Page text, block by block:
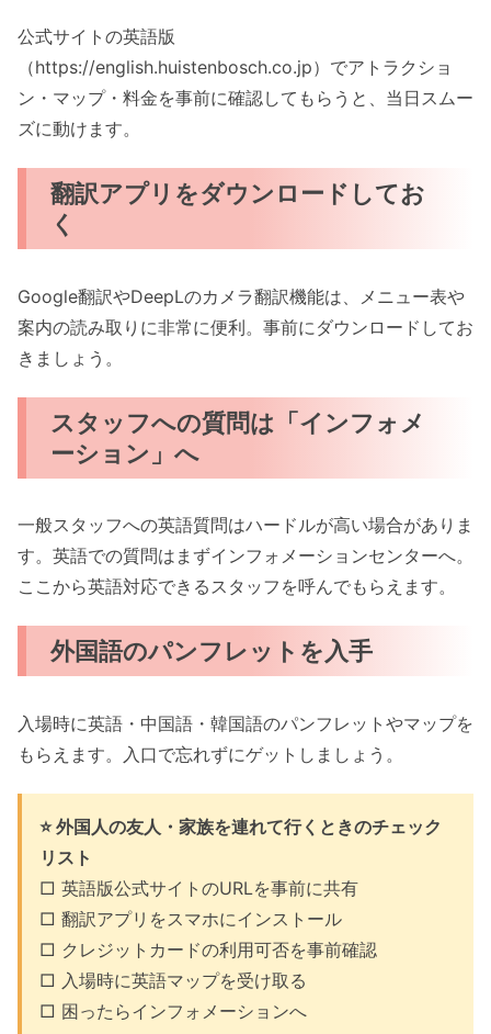
公式サイトの英語版
（https://english.huistenbosch.co.jp）でアトラクショ
ン・マップ・料金を事前に確認してもらうと、当日スムー
ズに動けます。
翻訳アプリをダウンロードしてお
く
Google翻訳やDeepLのカメラ翻訳機能は、メニュー表や
案内の読み取りに非常に便利。事前にダウンロードしてお
きましょう。
スタッフへの質問は「インフォメ
ーション」へ
一般スタッフへの英語質問はハードルが高い場合がありま
す。英語での質問はまずインフォメーションセンターへ。
ここから英語対応できるスタッフを呼んでもらえます。
外国語のパンフレットを入手
入場時に英語・中国語・韓国語のパンフレットやマップを
もらえます。入口で忘れずにゲットしましょう。
⭐ 外国人の友人・家族を連れて行くときのチェック
リスト
□ 英語版公式サイトのURLを事前に共有
□ 翻訳アプリをスマホにインストール
□ クレジットカードの利用可否を事前確認
□ 入場時に英語マップを受け取る
□ 困ったらインフォメーションへ